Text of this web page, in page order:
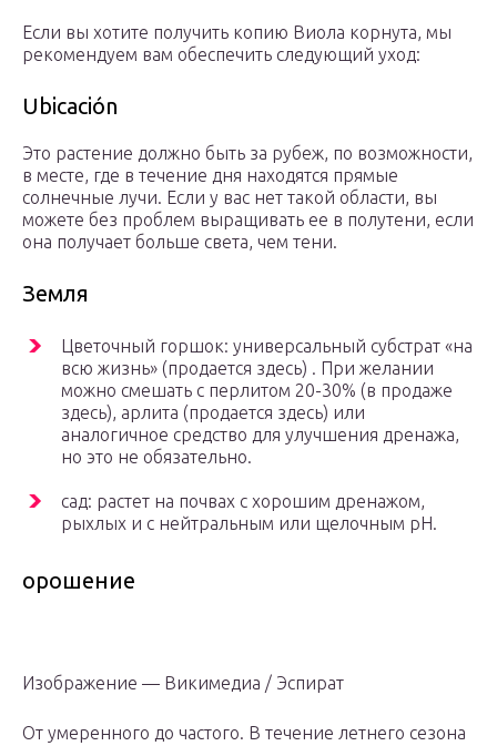
Если вы хотите получить копию Виола корнута, мы
рекомендуем вам обеспечить следующий уход:
Ubicación
Это растение должно быть за рубеж, по возможности,
в месте, где в течение дня находятся прямые
солнечные лучи. Если у вас нет такой области, вы
можете без проблем выращивать ее в полутени, если
она получает больше света, чем тени.
Земля
Цветочный горшок: универсальный субстрат «на
всю жизнь» (продается здесь) . При желании
можно смешать с перлитом 20-30% (в продаже
здесь), арлита (продается здесь) или
аналогичное средство для улучшения дренажа,
но это не обязательно.
сад: растет на почвах с хорошим дренажом,
рыхлых и с нейтральным или щелочным pH.
орошение
Изображение — Викимедиа / Эспират
От умеренного до частого. В течение летнего сезона